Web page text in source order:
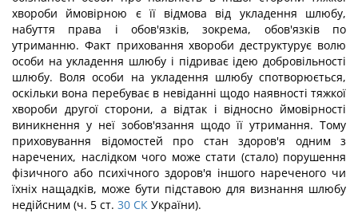
хвороби ймовірною є її відмова від укладення шлюбу,
набуття права і обов'язків, зокрема, обов'язків по
утриманню. Факт приховання хвороби деструктурує волю
особи на укладення шлюбу і підриває ідею добровільності
шлюбу. Воля особи на укладення шлюбу спотворюється,
оскільки вона перебуває в невіданні щодо наявності тяжкої
хвороби другої сторони, а відтак і відносно ймовірності
виникнення у неї зобов'язання щодо її утримання. Тому
приховування відомостей про стан здоров'я одним з
наречених, наслідком чого може стати (стало) порушення
фізичного або психічного здоров'я іншого нареченого чи
їхніх нащадків, може бути підставою для визнання шлюбу
недійсним (ч. 5 ст. 30 СК України).